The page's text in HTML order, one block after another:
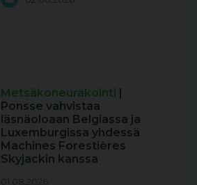
Metsäkoneurakointi
Ponsse vahvistaa
läsnäoloaan Belgiassa ja
Luxemburgissa yhdessä
Machines Forestières
Skyjackin kanssa
01.08.2026